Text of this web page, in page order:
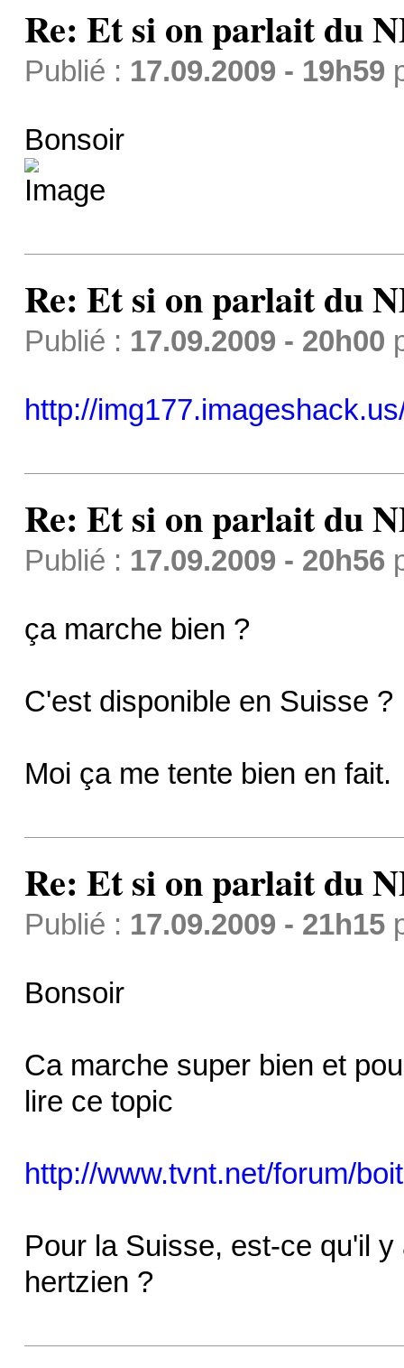
Re: Et si on parlait du
Publié : 17.09.2009 - 19h59
Bonsoir
Re: Et si on parlait du
Publié : 17.09.2009 - 20h00
http://
Re: Et si on parlait du
Publié : 17.09.2009 - 20h56
ça marche bien ?
C'est disponible en Suisse ?
Moi ça me tente bien en fait.
Re: Et si on parlait du
Publié : 17.09.2009 - 21h15
Bonsoir
Ca marche super bien et
lire ce topic
http://www.tvnt.net/forum/
Pour la Suisse, est-ce qu'il
hertzien ?